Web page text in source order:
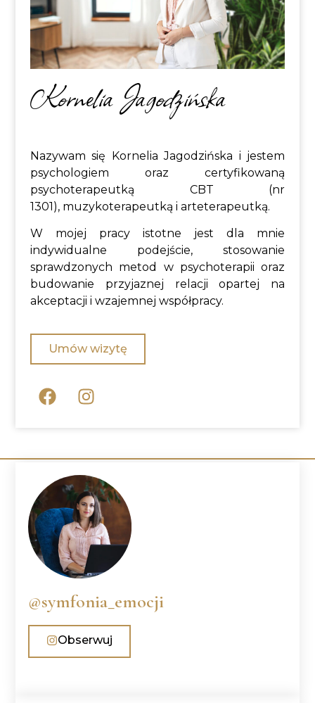
Kornelia Jagodzińska
Nazywam się Kornelia Jagodzińska i jestem
psychologiem oraz certyfikowaną
psychoterapeutką CBT (nr
1301), muzykoterapeutką i arteterapeutką.
W mojej pracy istotne jest dla mnie
indywidualne podejście, stosowanie
sprawdzonych metod w psychoterapii oraz
budowanie przyjaznej relacji opartej na
akceptacji i wzajemnej współpracy.
Umów wizytę
@symfonia_emocji
Obserwuj